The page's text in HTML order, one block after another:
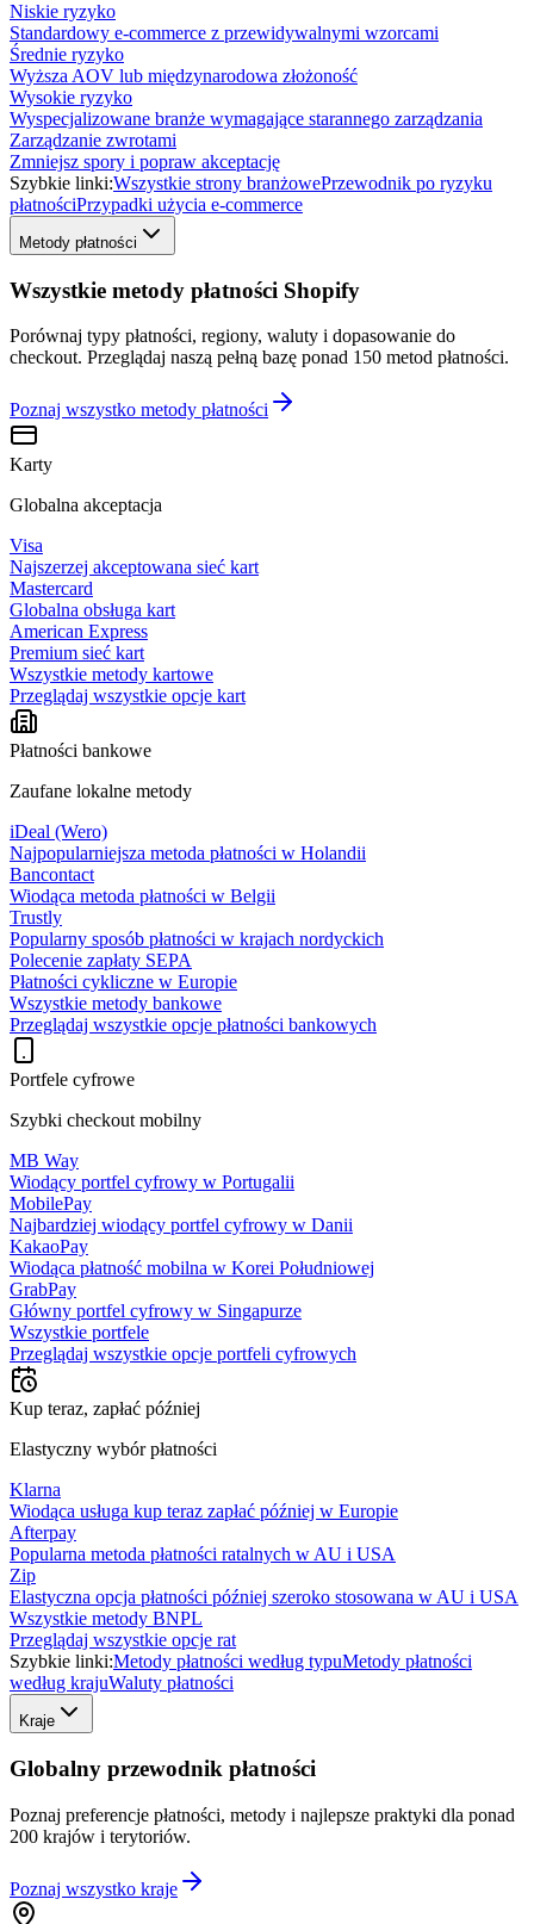
Niskie ryzyko
Standardowy e-commerce z przewidywalnymi wzorcami
Średnie ryzyko
Wyższa AOV lub międzynarodowa złożoność
Wysokie ryzyko
Wyspecjalizowane branże wymagające starannego zarządzania
Zarządzanie zwrotami
Zmniejsz spory i popraw akceptację
Szybkie linki:Wszystkie strony branżowePrzewodnik po ryzyku
płatnościPrzypadki użycia e-commerce
Metody płatności
Wszystkie metody płatności Shopify
Porównaj typy płatności, regiony, waluty i dopasowanie do
checkout. Przeglądaj naszą pełną bazę ponad 150 metod płatności.
Poznaj wszystko metody płatności
Karty
Globalna akceptacja
Visa
Najszerzej akceptowana sieć kart
Mastercard
Globalna obsługa kart
American Express
Premium sieć kart
Wszystkie metody kartowe
Przeglądaj wszystkie opcje kart
Płatności bankowe
Zaufane lokalne metody
iDeal (Wero)
Najpopularniejsza metoda płatności w Holandii
Bancontact
Wiodąca metoda płatności w Belgii
Trustly
Popularny sposób płatności w krajach nordyckich
Polecenie zapłaty SEPA
Płatności cykliczne w Europie
Wszystkie metody bankowe
Przeglądaj wszystkie opcje płatności bankowych
Portfele cyfrowe
Szybki checkout mobilny
MB Way
Wiodący portfel cyfrowy w Portugalii
MobilePay
Najbardziej wiodący portfel cyfrowy w Danii
KakaoPay
Wiodąca płatność mobilna w Korei Południowej
GrabPay
Główny portfel cyfrowy w Singapurze
Wszystkie portfele
Przeglądaj wszystkie opcje portfeli cyfrowych
Kup teraz, zapłać później
Elastyczny wybór płatności
Klarna
Wiodąca usługa kup teraz zapłać później w Europie
Afterpay
Popularna metoda płatności ratalnych w AU i USA
Zip
Elastyczna opcja płatności później szeroko stosowana w AU i USA
Wszystkie metody BNPL
Przeglądaj wszystkie opcje rat
Szybkie linki:Metody płatności według typuMetody płatności
według krajuWaluty płatności
Kraje
Globalny przewodnik płatności
Poznaj preferencje płatności, metody i najlepsze praktyki dla ponad
200 krajów i terytoriów.
Poznaj wszystko kraje